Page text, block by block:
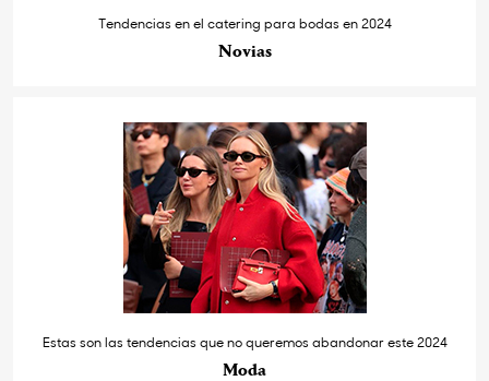
Tendencias en el catering para bodas en 2024
Novias
Estas son las tendencias que no queremos abandonar este 2024
Moda